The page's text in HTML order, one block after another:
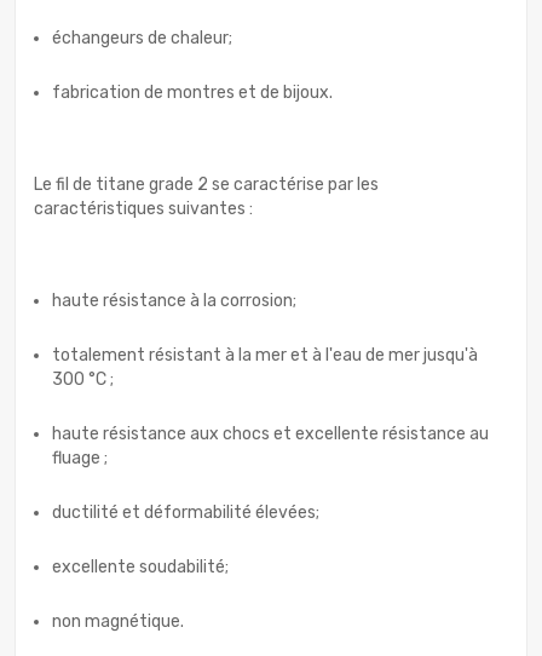
échangeurs de chaleur;
fabrication de montres et de bijoux.
Le fil de titane grade 2 se caractérise par les
caractéristiques suivantes :
haute résistance à la corrosion;
totalement résistant à la mer et à l'eau de mer jusqu'à
300 °C ;
haute résistance aux chocs et excellente résistance au
fluage ;
ductilité et déformabilité élevées;
excellente soudabilité;
non magnétique.